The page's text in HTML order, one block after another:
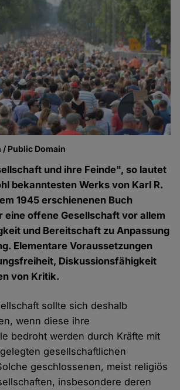
Public Domain
und ihre Feinde", so lautet
bekanntesten Werks von Karl R.
1945 erschienenen Buch
eine offene Gesellschaft vor allem
und Bereitschaft zu Anpassung
Elementare Voraussetzungen
Diskussionsfähigkeit
von Kritik.
sollte sich deshalb
wenn diese ihre
bedroht werden durch Kräfte mit
gesellschaftlichen
geschlossenen, meist religiös
insbesondere deren